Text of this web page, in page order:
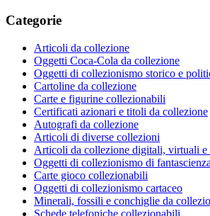
Categorie
Articoli da collezione
Oggetti Coca-Cola da collezione
Oggetti di collezionismo storico e
Cartoline da collezione
Carte e figurine collezionabili
Certificati azionari e titoli da collezione
Autografi da collezione
Articoli di diverse collezioni
Articoli da collezione digitali, virtuali
Oggetti di collezionismo di fantascienza
Carte gioco collezionabili
Oggetti di collezionismo cartaceo
Minerali, fossili e conchiglie da
Schede telefoniche collezionabili